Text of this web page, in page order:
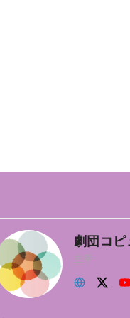
劇団コピ
主宰